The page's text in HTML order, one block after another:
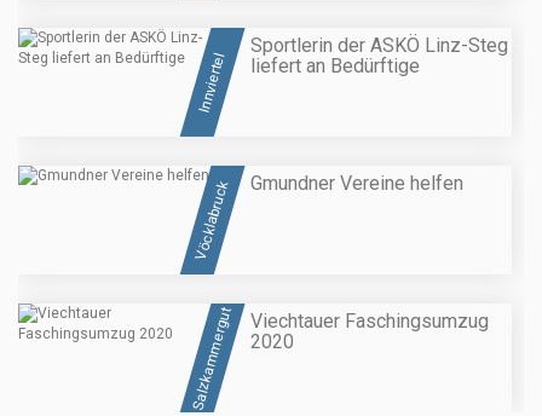
Innviertel
Sportlerin der ASKÖ Linz-Steg
liefert an Bedürftige
Vöcklabruck Gmundner Vereine helfen
Salzkammergut
Viechtauer Faschingsumzug
2020